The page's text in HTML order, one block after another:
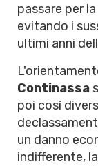
passare per
evitando i
ultimi anni
Continassa
poi così
un danno
indifferente,